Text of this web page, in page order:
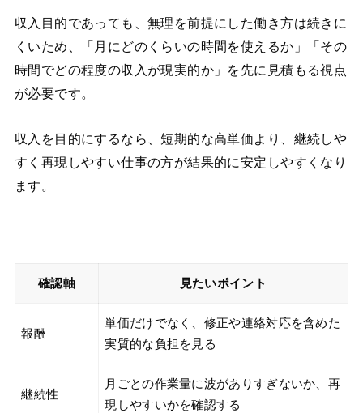
収入目的であっても、無理を前提にした働き方は続きに
くいため、「月にどのくらいの時間を使えるか」「その
時間でどの程度の収入が現実的か」を先に見積もる視点
が必要です。
収入を目的にするなら、短期的な高単価より、継続しや
すく再現しやすい仕事の方が結果的に安定しやすくなり
ます。
確認軸 見たいポイント
報酬
単価だけでなく、修正や連絡対応を含めた
実質的な負担を見る
継続性
月ごとの作業量に波がありすぎないか、再
現しやすいかを確認する